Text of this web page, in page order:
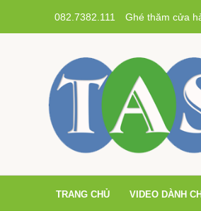
082.7382.111 Ghé thăm cửa
TRANG CHỦ VIDEO DÀNH